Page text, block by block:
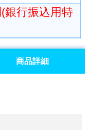
(銀行振込用特
商品詳細